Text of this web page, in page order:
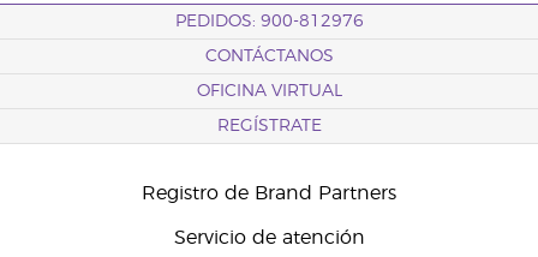
PEDIDOS: 900-812976
CONTÁCTANOS
OFICINA VIRTUAL
REGÍSTRATE
Registro de Brand Partners
Servicio de atención